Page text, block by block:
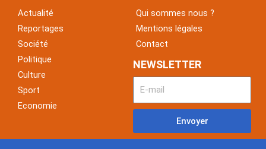
o
o
k
Actualité
Reportages
Société
Politique
Culture
Sport
Economie
Qui sommes nous ?
Mentions légales
Contact
NEWSLETTER
Envoyer